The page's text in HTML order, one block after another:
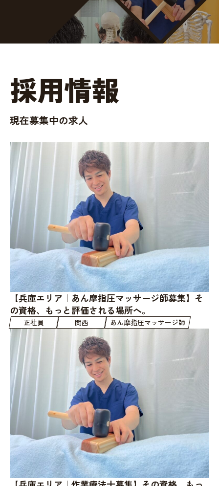
採用情報
現在募集中の求人
【兵庫エリア｜あん摩指圧マッサージ師募集】そ
の資格、もっと評価される場所へ。
正社員 関西 あん摩指圧マッサージ師